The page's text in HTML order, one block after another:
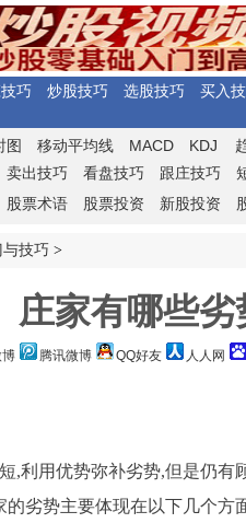
巧 炒股技巧 选股技巧
买入
图 移动平均线 MACD KDJ
卖出技巧 看盘技巧 跟庄技巧
股票术语 股票投资 新股投资
技巧 >
庄家有哪些劣
腾讯微博 QQ好友 人人网
用优势弥补劣势,但是仍有
劣势主要体现在以下几个方